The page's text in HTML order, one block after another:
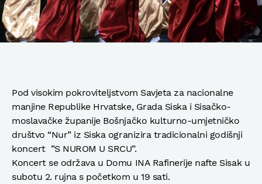
Pod visokim pokroviteljstvom Savjeta za nacionalne
manjine Republike Hrvatske, Grada Siska i Sisačko-
moslavačke županije Bošnjačko kulturno-umjetničko
društvo “Nur” iz Siska ogranizira tradicionalni godišnji
koncert ”S NUROM U SRCU”.
Koncert se održava u Domu INA Rafinerije nafte Sisak u
subotu 2. rujna s početkom u 19 sati.